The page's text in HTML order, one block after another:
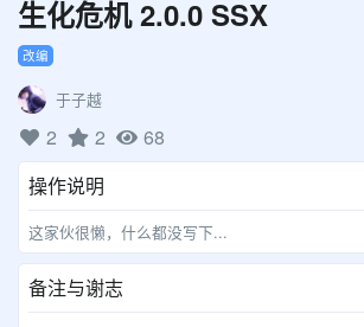
传送Nano……
生化危机 2.0.0 SSX
改编
于子越
2 2 68
操作说明
这家伙很懒，什么都没写下...
备注与谢志